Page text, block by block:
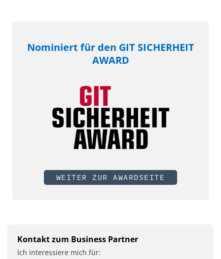
Nominiert für den GIT SICHERHEIT
AWARD
WEITER ZUR AWARDSEITE
Kontakt zum Business Partner
Ich interessiere mich für: